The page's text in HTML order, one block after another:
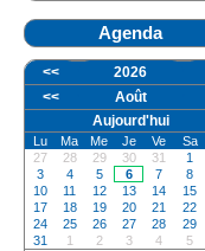
Agenda
<<
2026
<<
Août
Aujourd'hui
Lu Ma Me Je Ve Sa
27
28 29 30 31 1
3
4 5 6 7 8
10
11 12 13 14 15
17
18 19 20 21 22
24
25 26 27 28 29
31
1 2 3 4 5